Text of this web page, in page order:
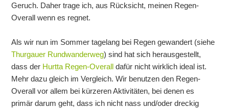
Geruch. Daher trage ich, aus Rücksicht, meinen Regen-
Overall wenn es regnet.
Als wir nun im Sommer tagelang bei Regen gewandert (siehe
Thurgauer Rundwanderweg) sind hat sich herausgestellt,
dass der Hurtta Regen-Overall dafür nicht wirklich ideal ist.
Mehr dazu gleich im Vergleich. Wir benutzen den Regen-
Overall vor allem bei kürzeren Aktivitäten, bei denen es
primär darum geht, dass ich nicht nass und/oder dreckig